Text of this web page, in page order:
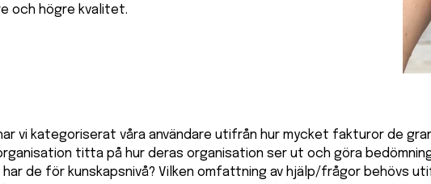
och högre kvalitet.
vi kategoriserat våra användare utifrån hur mycket fakturor de
titta på hur deras organisation ser ut och göra
de för kunskapsnivå? Vilken omfattning av hjälp/frågor behövs